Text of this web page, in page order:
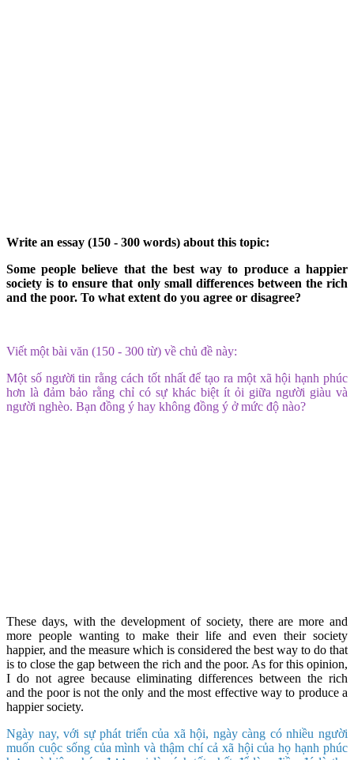
Write an essay (150 - 300 words) about this topic:
Some people believe that the best way to produce a happier
society is to ensure that only small differences between the rich
and the poor. To what extent do you agree or disagree?
Viết một bài văn (150 - 300 từ) về chủ đề này:
Một số người tin rằng cách tốt nhất để tạo ra một xã hội hạnh phúc
hơn là đảm bảo rằng chỉ có sự khác biệt ít ỏi giữa người giàu và
người nghèo. Bạn đồng ý hay không đồng ý ở mức độ nào?
These days, with the development of society, there are more and
more people wanting to make their life and even their society
happier, and the measure which is considered the best way to do that
is to close the gap between the rich and the poor. As for this opinion,
I do not agree because eliminating differences between the rich
and the poor is not the only and the most effective way to produce a
happier society.
Ngày nay, với sự phát triển của xã hội, ngày càng có nhiều người
muốn cuộc sống của mình và thậm chí cả xã hội của họ hạnh phúc